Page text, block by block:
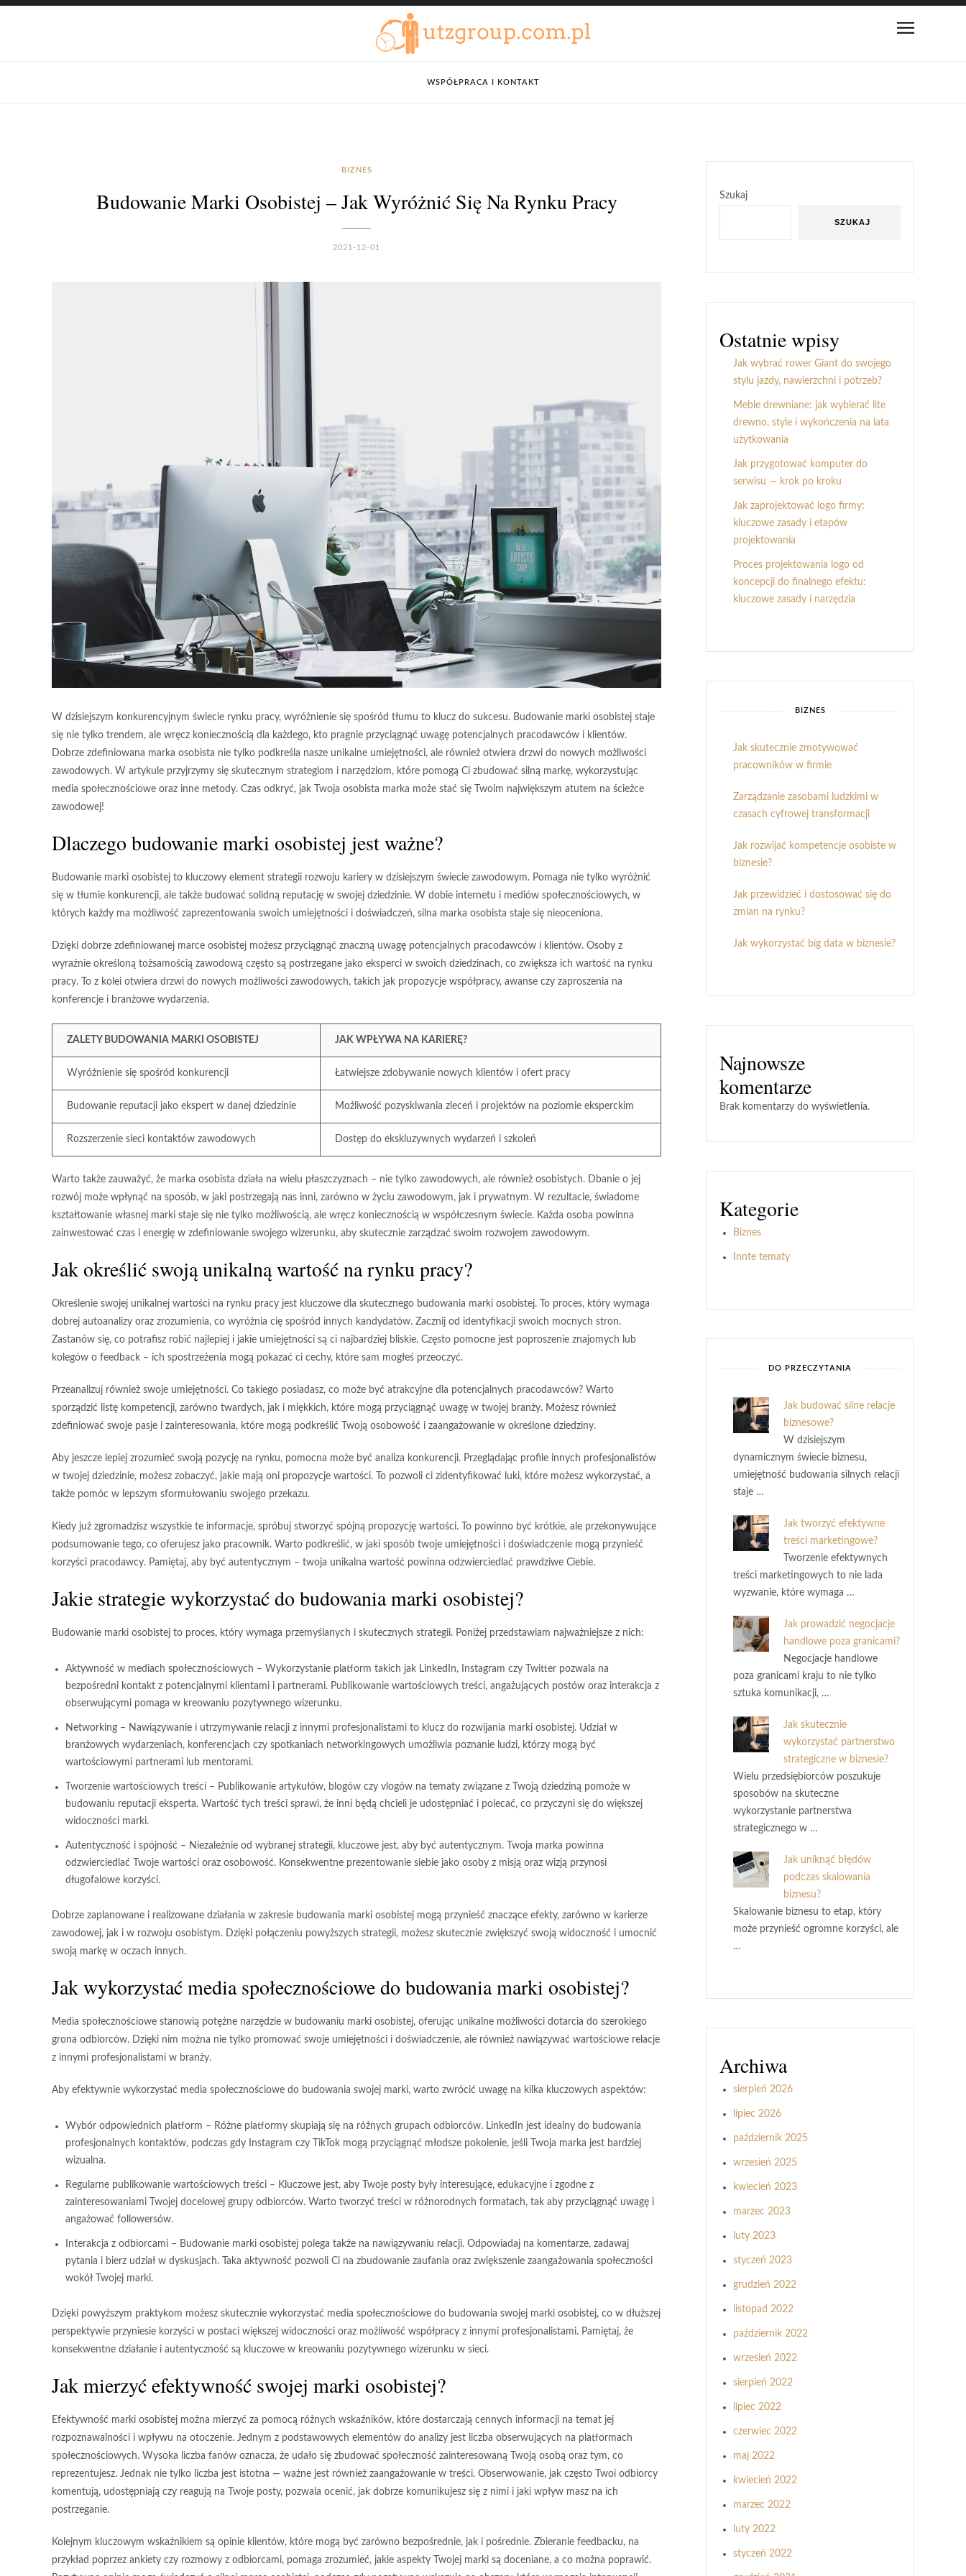
WSPÓŁPRACA I KONTAKT
BIZNES
Budowanie Marki Osobistej – Jak Wyróżnić Się Na Rynku Pracy
2021-12-01
W dzisiejszym konkurencyjnym świecie rynku pracy, wyróżnienie się spośród tłumu to klucz do sukcesu. Budowanie marki osobistej staje
się nie tylko trendem, ale wręcz koniecznością dla każdego, kto pragnie przyciągnąć uwagę potencjalnych pracodawców i klientów.
Dobrze zdefiniowana marka osobista nie tylko podkreśla nasze unikalne umiejętności, ale również otwiera drzwi do nowych możliwości
zawodowych. W artykule przyjrzymy się skutecznym strategiom i narzędziom, które pomogą Ci zbudować silną markę, wykorzystując
media społecznościowe oraz inne metody. Czas odkryć, jak Twoja osobista marka może stać się Twoim największym atutem na ścieżce
zawodowej!
Dlaczego budowanie marki osobistej jest ważne?
Budowanie marki osobistej to kluczowy element strategii rozwoju kariery w dzisiejszym świecie zawodowym. Pomaga nie tylko wyróżnić
się w tłumie konkurencji, ale także budować solidną reputację w swojej dziedzinie. W dobie internetu i mediów społecznościowych, w
których każdy ma możliwość zaprezentowania swoich umiejętności i doświadczeń, silna marka osobista staje się nieoceniona.
Dzięki dobrze zdefiniowanej marce osobistej możesz przyciągnąć znaczną uwagę potencjalnych pracodawców i klientów. Osoby z
wyraźnie określoną tożsamością zawodową często są postrzegane jako eksperci w swoich dziedzinach, co zwiększa ich wartość na rynku
pracy. To z kolei otwiera drzwi do nowych możliwości zawodowych, takich jak propozycje współpracy, awanse czy zaproszenia na
konferencje i branżowe wydarzenia.
ZALETY BUDOWANIA MARKI OSOBISTEJ JAK WPŁYWA NA KARIERĘ?
Wyróżnienie się spośród konkurencji Łatwiejsze zdobywanie nowych klientów i ofert pracy
Budowanie reputacji jako ekspert w danej dziedzinie Możliwość pozyskiwania zleceń i projektów na poziomie eksperckim
Rozszerzenie sieci kontaktów zawodowych Dostęp do ekskluzywnych wydarzeń i szkoleń
Warto także zauważyć, że marka osobista działa na wielu płaszczyznach – nie tylko zawodowych, ale również osobistych. Dbanie o jej
rozwój może wpłynąć na sposób, w jaki postrzegają nas inni, zarówno w życiu zawodowym, jak i prywatnym. W rezultacie, świadome
kształtowanie własnej marki staje się nie tylko możliwością, ale wręcz koniecznością w współczesnym świecie. Każda osoba powinna
zainwestować czas i energię w zdefiniowanie swojego wizerunku, aby skutecznie zarządzać swoim rozwojem zawodowym.
Jak określić swoją unikalną wartość na rynku pracy?
Określenie swojej unikalnej wartości na rynku pracy jest kluczowe dla skutecznego budowania marki osobistej. To proces, który wymaga
dobrej autoanalizy oraz zrozumienia, co wyróżnia cię spośród innych kandydatów. Zacznij od identyfikacji swoich mocnych stron.
Zastanów się, co potrafisz robić najlepiej i jakie umiejętności są ci najbardziej bliskie. Często pomocne jest poproszenie znajomych lub
kolegów o feedback – ich spostrzeżenia mogą pokazać ci cechy, które sam mogłeś przeoczyć.
Przeanalizuj również swoje umiejętności. Co takiego posiadasz, co może być atrakcyjne dla potencjalnych pracodawców? Warto
sporządzić listę kompetencji, zarówno twardych, jak i miękkich, które mogą przyciągnąć uwagę w twojej branży. Możesz również
zdefiniować swoje pasje i zainteresowania, które mogą podkreślić Twoją osobowość i zaangażowanie w określone dziedziny.
Aby jeszcze lepiej zrozumieć swoją pozycję na rynku, pomocna może być analiza konkurencji. Przeglądając profile innych profesjonalistów
w twojej dziedzinie, możesz zobaczyć, jakie mają oni propozycje wartości. To pozwoli ci zidentyfikować luki, które możesz wykorzystać, a
także pomóc w lepszym sformułowaniu swojego przekazu.
Kiedy już zgromadzisz wszystkie te informacje, spróbuj stworzyć spójną propozycję wartości. To powinno być krótkie, ale przekonywujące
podsumowanie tego, co oferujesz jako pracownik. Warto podkreślić, w jaki sposób twoje umiejętności i doświadczenie mogą przynieść
korzyści pracodawcy. Pamiętaj, aby być autentycznym – twoja unikalna wartość powinna odzwierciedlać prawdziwe Ciebie.
Jakie strategie wykorzystać do budowania marki osobistej?
Budowanie marki osobistej to proces, który wymaga przemyślanych i skutecznych strategii. Poniżej przedstawiam najważniejsze z nich:
Aktywność w mediach społecznościowych – Wykorzystanie platform takich jak LinkedIn, Instagram czy Twitter pozwala na
bezpośredni kontakt z potencjalnymi klientami i partnerami. Publikowanie wartościowych treści, angażujących postów oraz interakcja z
obserwującymi pomaga w kreowaniu pozytywnego wizerunku.
Networking – Nawiązywanie i utrzymywanie relacji z innymi profesjonalistami to klucz do rozwijania marki osobistej. Udział w
branżowych wydarzeniach, konferencjach czy spotkaniach networkingowych umożliwia poznanie ludzi, którzy mogą być
wartościowymi partnerami lub mentorami.
Tworzenie wartościowych treści – Publikowanie artykułów, blogów czy vlogów na tematy związane z Twoją dziedziną pomoże w
budowaniu reputacji eksperta. Wartość tych treści sprawi, że inni będą chcieli je udostępniać i polecać, co przyczyni się do większej
widoczności marki.
Autentyczność i spójność – Niezależnie od wybranej strategii, kluczowe jest, aby być autentycznym. Twoja marka powinna
odzwierciedlać Twoje wartości oraz osobowość. Konsekwentne prezentowanie siebie jako osoby z misją oraz wizją przynosi
długofalowe korzyści.
Dobrze zaplanowane i realizowane działania w zakresie budowania marki osobistej mogą przynieść znaczące efekty, zarówno w karierze
zawodowej, jak i w rozwoju osobistym. Dzięki połączeniu powyższych strategii, możesz skutecznie zwiększyć swoją widoczność i umocnić
swoją markę w oczach innych.
Jak wykorzystać media społecznościowe do budowania marki osobistej?
Media społecznościowe stanowią potężne narzędzie w budowaniu marki osobistej, oferując unikalne możliwości dotarcia do szerokiego
grona odbiorców. Dzięki nim można nie tylko promować swoje umiejętności i doświadczenie, ale również nawiązywać wartościowe relacje
z innymi profesjonalistami w branży.
Aby efektywnie wykorzystać media społecznościowe do budowania swojej marki, warto zwrócić uwagę na kilka kluczowych aspektów:
Wybór odpowiednich platform – Różne platformy skupiają się na różnych grupach odbiorców. LinkedIn jest idealny do budowania
profesjonalnych kontaktów, podczas gdy Instagram czy TikTok mogą przyciągnąć młodsze pokolenie, jeśli Twoja marka jest bardziej
wizualna.
Regularne publikowanie wartościowych treści – Kluczowe jest, aby Twoje posty były interesujące, edukacyjne i zgodne z
zainteresowaniami Twojej docelowej grupy odbiorców. Warto tworzyć treści w różnorodnych formatach, tak aby przyciągnąć uwagę i
angażować followersów.
Interakcja z odbiorcami – Budowanie marki osobistej polega także na nawiązywaniu relacji. Odpowiadaj na komentarze, zadawaj
pytania i bierz udział w dyskusjach. Taka aktywność pozwoli Ci na zbudowanie zaufania oraz zwiększenie zaangażowania społeczności
wokół Twojej marki.
Dzięki powyższym praktykom możesz skutecznie wykorzystać media społecznościowe do budowania swojej marki osobistej, co w dłuższej
perspektywie przyniesie korzyści w postaci większej widoczności oraz możliwość współpracy z innymi profesjonalistami. Pamiętaj, że
konsekwentne działanie i autentyczność są kluczowe w kreowaniu pozytywnego wizerunku w sieci.
Jak mierzyć efektywność swojej marki osobistej?
Efektywność marki osobistej można mierzyć za pomocą różnych wskaźników, które dostarczają cennych informacji na temat jej
rozpoznawalności i wpływu na otoczenie. Jednym z podstawowych elementów do analizy jest liczba obserwujących na platformach
społecznościowych. Wysoka liczba fanów oznacza, że udało się zbudować społeczność zainteresowaną Twoją osobą oraz tym, co
reprezentujesz. Jednak nie tylko liczba jest istotna — ważne jest również zaangażowanie w treści. Obserwowanie, jak często Twoi odbiorcy
komentują, udostępniają czy reagują na Twoje posty, pozwala ocenić, jak dobrze komunikujesz się z nimi i jaki wpływ masz na ich
postrzeganie.
Kolejnym kluczowym wskaźnikiem są opinie klientów, które mogą być zarówno bezpośrednie, jak i pośrednie. Zbieranie feedbacku, na
przykład poprzez ankiety czy rozmowy z odbiorcami, pomaga zrozumieć, jakie aspekty Twojej marki są doceniane, a co można poprawić.
Szukaj
SZUKAJ
Ostatnie wpisy
Jak wybrać rower Giant do swojego
stylu jazdy, nawierzchni i potrzeb?
Meble drewniane: jak wybierać lite
drewno, style i wykończenia na lata
użytkowania
Jak przygotować komputer do
serwisu — krok po kroku
Jak zaprojektować logo firmy:
kluczowe zasady i etapów
projektowania
Proces projektowania logo od
koncepcji do finalnego efektu:
kluczowe zasady i narzędzia
BIZNES
Jak skutecznie zmotywować
pracowników w firmie
Zarządzanie zasobami ludzkimi w
czasach cyfrowej transformacji
Jak rozwijać kompetencje osobiste w
biznesie?
Jak przewidzieć i dostosować się do
zmian na rynku?
Jak wykorzystać big data w biznesie?
Najnowsze
komentarze
Brak komentarzy do wyświetlenia.
Kategorie
Biznes
Innte tematy
DO PRZECZYTANIA
Jak budować silne relacje
biznesowe?
W dzisiejszym
dynamicznym świecie biznesu,
umiejętność budowania silnych relacji
staje …
Jak tworzyć efektywne
treści marketingowe?
Tworzenie efektywnych
treści marketingowych to nie lada
wyzwanie, które wymaga …
Jak prowadzić negocjacje
handlowe poza granicami?
Negocjacje handlowe
poza granicami kraju to nie tylko
sztuka komunikacji, …
Jak skutecznie
wykorzystać partnerstwo
strategiczne w biznesie?
Wielu przedsiębiorców poszukuje
sposobów na skuteczne
wykorzystanie partnerstwa
strategicznego w …
Jak uniknąć błędów
podczas skalowania
biznesu?
Skalowanie biznesu to etap, który
może przynieść ogromne korzyści, ale
…
Archiwa
sierpień 2026
lipiec 2026
październik 2025
wrzesień 2025
kwiecień 2023
marzec 2023
luty 2023
styczeń 2023
grudzień 2022
listopad 2022
październik 2022
wrzesień 2022
sierpień 2022
lipiec 2022
czerwiec 2022
maj 2022
kwiecień 2022
marzec 2022
luty 2022
styczeń 2022